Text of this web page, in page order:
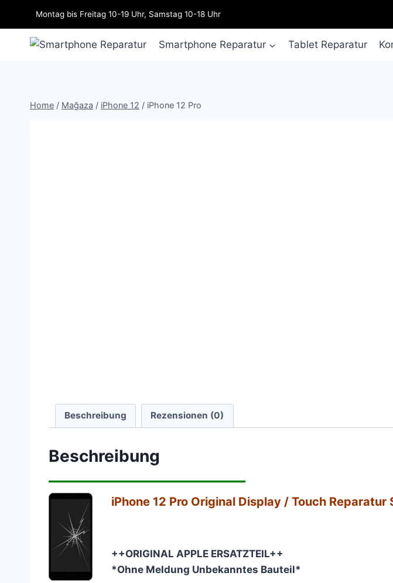
springen
Montag bis Freitag 10-19 Uhr, Samstag 10-18 Uhr
Smartphone Reparatur Tablet Reparatur
Home / Mağaza / iPhone 12 / iPhone 12 Pro
Beschreibung Rezensionen (0)
Beschreibung
————————————
iPhone 12 Pro Original Display / Touch Reparatur
++ORIGINAL APPLE ERSATZTEIL++
*Ohne Meldung Unbekanntes Bauteil*